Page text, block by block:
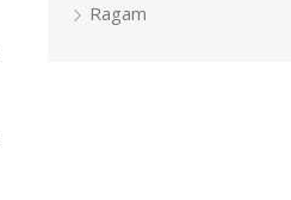
Ragam